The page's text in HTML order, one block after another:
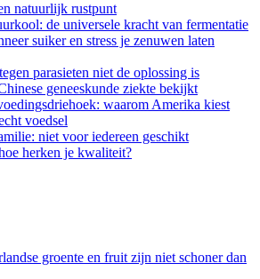
natuurlijk rustpunt
de universele kracht van fermentatie
suiker en stress je zenuwen laten
parasieten niet de oplossing is
geneeskunde ziekte bekijkt
waarom Amerika kiest
voedsel
niet voor iedereen geschikt
herken je kwaliteit?
groente en fruit zijn niet schoner dan